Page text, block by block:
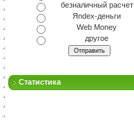
безналичный расчет
Яndex-деньги
Web Money
другое
Статистика